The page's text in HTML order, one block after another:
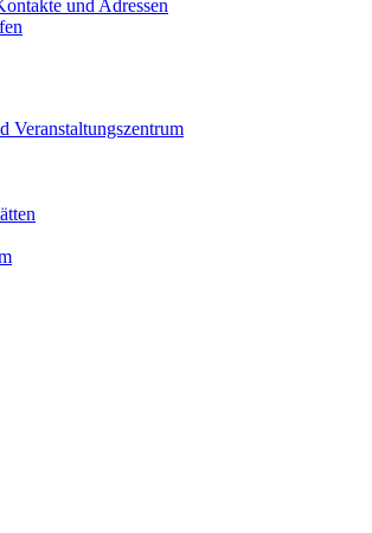
und Adressen
Veranstaltungszentrum